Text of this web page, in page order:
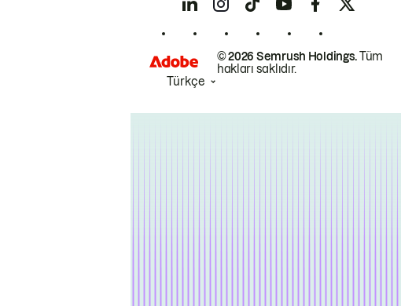
© 2026 Semrush Holdings.Tüm
hakları saklıdır.
Türkçe